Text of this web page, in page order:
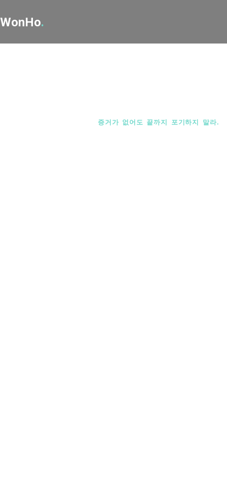
WonHo.
증거가 없어도 끝까지 포기하지 말라.